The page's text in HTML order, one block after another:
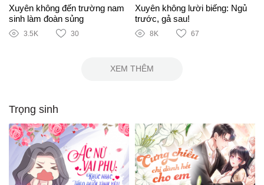
Xuyên không đến trường nam
sinh làm đoàn sủng
3.5K 30
Xuyên không lười biếng: Ngủ
trước, gả sau!
8K 67
XEM THÊM
Trọng sinh